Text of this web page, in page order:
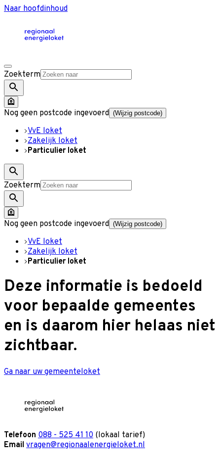
Naar hoofdinhoud
Zoekterm
Nog geen postcode ingevoerd (Wijzig postcode)
VvE loket
Zakelijk loket
Particulier loket
Zoekterm
Nog geen postcode ingevoerd (Wijzig postcode)
VvE loket
Zakelijk loket
Particulier loket
Deze informatie is bedoeld
voor bepaalde gemeentes
en is daarom hier helaas niet
zichtbaar.
Ga naar uw gemeenteloket
Telefoon 088 - 525 41 10 (lokaal tarief)
Email vragen@regionaalenergieloket.nl